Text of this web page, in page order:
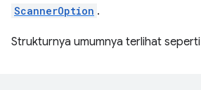
ScannerOption .
Strukturnya umumnya terlihat seperti